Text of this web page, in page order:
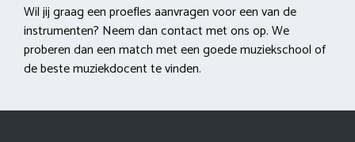
Wil jij graag een proefles aanvragen voor een van de
instrumenten? Neem dan contact met ons op. We
proberen dan een match met een goede muziekschool of
de beste muziekdocent te vinden.